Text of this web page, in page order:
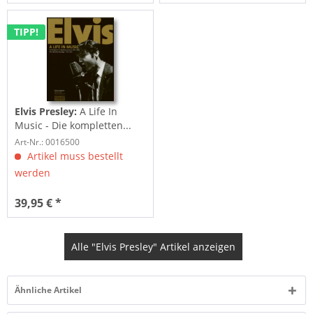
TIPP!
Elvis Presley: A Life In
Music - Die kompletten...
Art-Nr.: 0016500
Artikel muss bestellt
werden
39,95 € *
Alle "Elvis Presley" Artikel anzeigen
Ähnliche Artikel